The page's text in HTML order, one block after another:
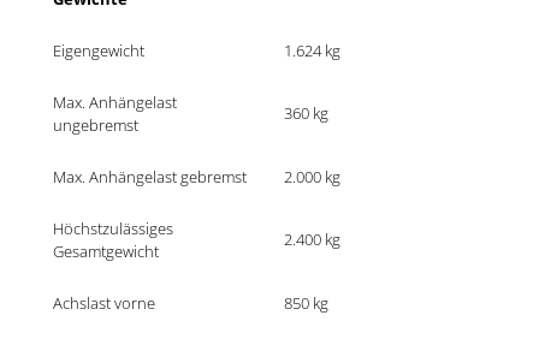
Eigengewicht 1.624 kg
Max. Anhängelast
ungebremst
360 kg
Max. Anhängelast gebremst 2.000 kg
Höchstzulässiges
Gesamtgewicht
2.400 kg
Achslast vorne 850 kg